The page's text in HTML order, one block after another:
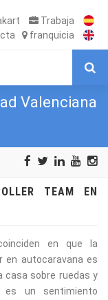
Trabaja
franquicia
Valenciana
TEAM EN
en que la
en autocaravana es
casa sobre ruedas y
es un sentimiento